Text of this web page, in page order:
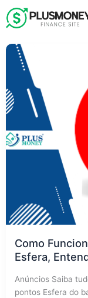
para
conteúdo
Como
Esfera,
Anúncios Saiba
pontos Esfera do